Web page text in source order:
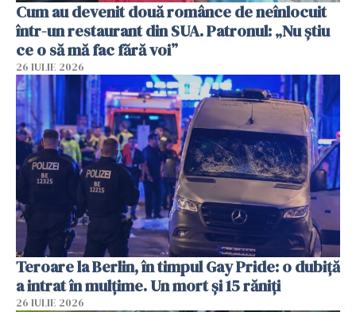
Cum au devenit două românce de neînlocuit
într-un restaurant din SUA. Patronul: „Nu știu
ce o să mă fac fără voi”
26 IULIE 2026
Teroare la Berlin, în timpul Gay Pride: o dubiță
a intrat în mulțime. Un mort și 15 răniți
26 IULIE 2026